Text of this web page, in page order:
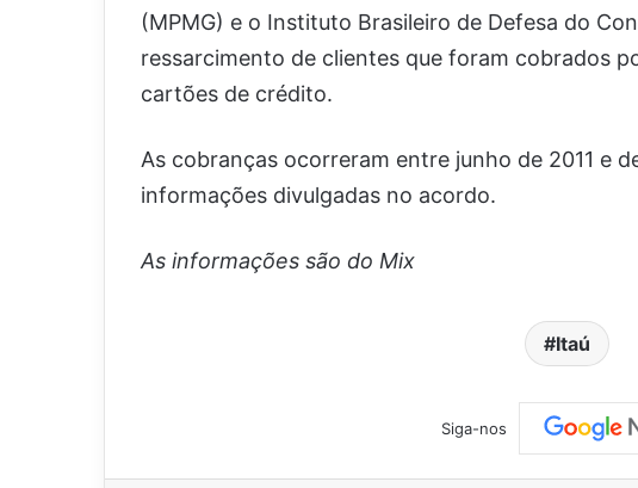
(MPMG) e o Instituto Brasileiro de Defesa do
ressarcimento de clientes que foram cobrados
cartões de crédito.
As cobranças ocorreram entre junho de 2011 e
informações divulgadas no acordo.
As informações são do Mix
Itaú
Siga-nos